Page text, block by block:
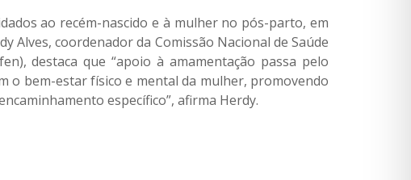
ao recém-nascido e à mulher no pós-parto, em
Alves, coordenador da Comissão Nacional de Saúde
destaca que “apoio à amamentação passa pelo
o bem-estar físico e mental da mulher, promovendo
específico”, afirma Herdy.